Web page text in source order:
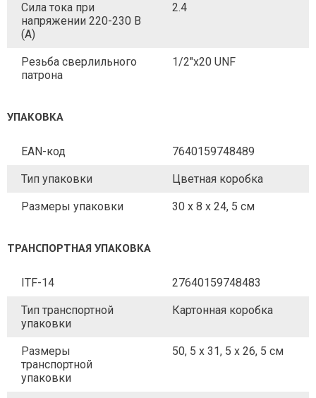
Сила тока при
напряжении 220-230 В
(А)
2.4
Резьба сверлильного
патрона
1/2"x20 UNF
УПАКОВКА
EAN-код 7640159748489
Тип упаковки Цветная коробка
Размеры упаковки 30 x 8 x 24, 5 см
ТРАНСПОРТНАЯ УПАКОВКА
ITF-14 27640159748483
Тип транспортной
упаковки
Картонная коробка
Размеры
транспортной
упаковки
50, 5 x 31, 5 x 26, 5 см